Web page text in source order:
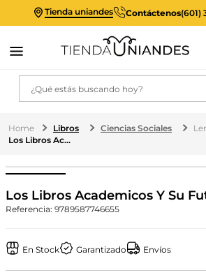
Tienda uniandes Contáctenos(601)
¿Qué estás buscando hoy?
Libros Ciencias Sociales
Los Libros Academicos Y Su Futuro
Los Libros Academicos Y Su
Referencia: 9789587746655
En Stock Garantizado Envíos